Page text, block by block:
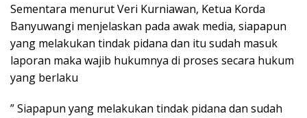
Sementara menurut Veri Kurniawan, Ketua Korda
Banyuwangi menjelaskan pada awak media, siapapun
yang melakukan tindak pidana dan itu sudah masuk
laporan maka wajib hukumnya di proses secara hukum
yang berlaku
” Siapapun yang melakukan tindak pidana dan sudah